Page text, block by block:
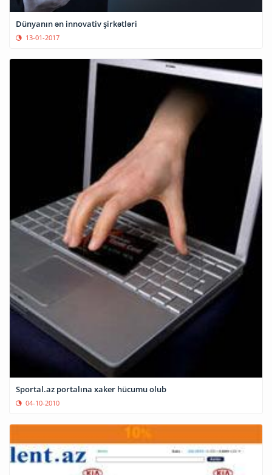
Dünyanın ən innovativ şirkətləri
13-01-2017
Sportal.az portalına xaker hücumu olub
04-10-2010